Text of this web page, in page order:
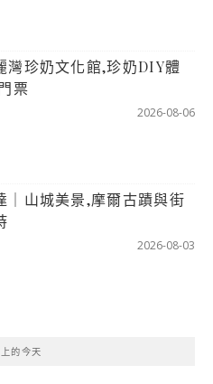
灣珍奶文化館,珍奶DIY體
票
2026-08-06
｜山城美景,摩爾古蹟與街
2026-08-03
的今天